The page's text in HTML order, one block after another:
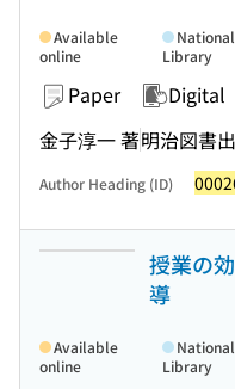
Paper Digital
金子淳一 著明治図書
Available
online
Library
Author Heading (ID)
授業の
導
Available
online
Library